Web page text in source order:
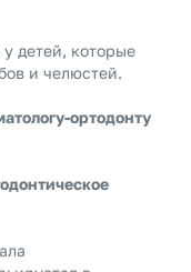
детей, которые
и челюстей.
ортодонту